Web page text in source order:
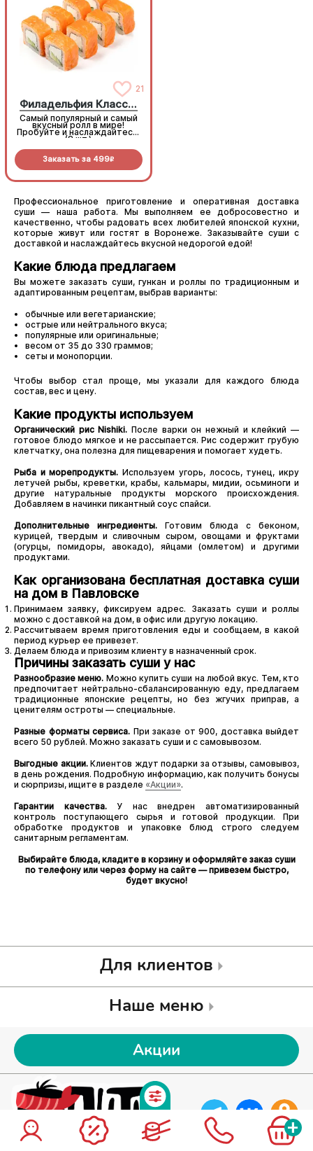
+
21
Филадельфия Классическая
Самый популярный и самый
вкусный ролл в мире!
Пробуйте и наслаждайтесь!
(8 шт.)
Заказать за 499R
Профессиональное приготовление и оперативная доставка
суши — наша работа. Мы выполняем ее добросовестно и
качественно, чтобы радовать всех любителей японской кухни,
которые живут или гостят в Воронеже. Заказывайте суши с
доставкой и наслаждайтесь вкусной недорогой едой!
Какие блюда предлагаем
Вы можете заказать суши, гункан и роллы по традиционным и
адаптированным рецептам, выбрав варианты:
обычные или вегетарианские;
острые или нейтрального вкуса;
популярные или оригинальные;
весом от 35 до 330 граммов;
сеты и монопорции.
Чтобы выбор стал проще, мы указали для каждого блюда
состав, вес и цену.
Какие продукты используем
Органический рис Nishiki. После варки он нежный и клейкий —
готовое блюдо мягкое и не рассыпается. Рис содержит грубую
клетчатку, она полезна для пищеварения и помогает худеть.
Рыба и морепродукты. Используем угорь, лосось, тунец, икру
летучей рыбы, креветки, крабы, кальмары, мидии, осьминоги и
другие натуральные продукты морского происхождения.
Добавляем в начинки пикантный соус спайси.
Дополнительные ингредиенты. Готовим блюда с беконом,
курицей, твердым и сливочным сыром, овощами и фруктами
(огурцы, помидоры, авокадо), яйцами (омлетом) и другими
продуктами.
Как организована бесплатная доставка суши
на дом в Павловске
Принимаем заявку, фиксируем адрес. Заказать суши и роллы
можно с доставкой на дом, в офис или другую локацию.
Рассчитываем время приготовления еды и сообщаем, в какой
период курьер ее привезет.
Делаем блюда и привозим клиенту в назначенный срок.
Причины заказать суши у нас
Разнообразие меню. Можно купить суши на любой вкус. Тем, кто
предпочитает нейтрально-сбалансированную еду, предлагаем
традиционные японские рецепты, но без жгучих приправ, а
ценителям остроты — специальные.
Разные форматы сервиса. При заказе от 900, доставка выйдет
всего 50 рублей. Можно заказать суши и с самовывозом.
Выгодные акции.Клиентов ждут подарки за отзывы, самовывоз,
в день рождения. Подробную информацию, как получить бонусы
и сюрпризы, ищите в разделе «Акции».
Гарантии качества.У нас внедрен автоматизированный
контроль поступающего сырья и готовой продукции. При
обработке продуктов и упаковке блюд строго следуем
санитарным регламентам.
Выбирайте блюда, кладите в корзину и оформляйте заказ суши
по телефону или через форму на сайте — привезем быстро,
будет вкусно!
Для клиентов
Наше меню
Акции